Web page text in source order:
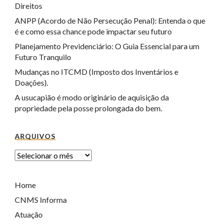
Direitos
ANPP (Acordo de Não Persecução Penal): Entenda o que
é e como essa chance pode impactar seu futuro
Planejamento Previdenciário: O Guia Essencial para um
Futuro Tranquilo
Mudanças no ITCMD (Imposto dos Inventários e
Doações).
A usucapião é modo originário de aquisição da
propriedade pela posse prolongada do bem.
ARQUIVOS
Home
CNMS Informa
Atuação